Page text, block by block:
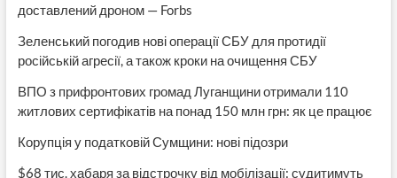
доставлений дроном — Forbs
Зеленський погодив нові операції СБУ для протидії
російській агресії, а також кроки на очищення СБУ
ВПО з прифронтових громад Луганщини отримали 110
житлових сертифікатів на понад 150 млн грн: як це працює
Корупція у податковій Сумщини: нові підозри
$68 тис. хабаря за відстрочку від мобілізації: судитимуть